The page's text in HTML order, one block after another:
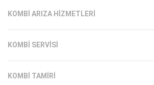
KOMBI ARIZA HIZMETLERI
KOMBI SERVISI
KOMBI TAMIRI